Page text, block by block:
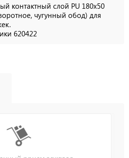
контактный слой PU 180x50
чугунный обод) для
620422